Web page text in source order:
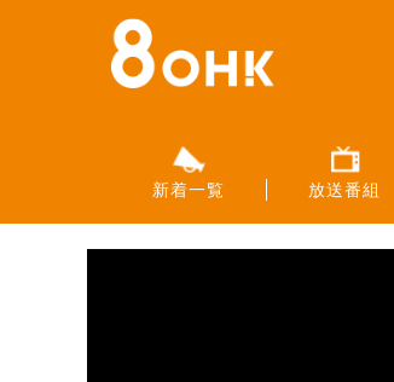
新着一覧 放送番組